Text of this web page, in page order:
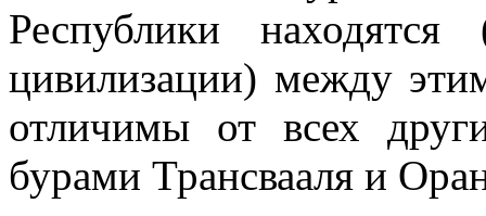
Республики
цивилизации) между
отличимы от всех
бурами Трансвааля и